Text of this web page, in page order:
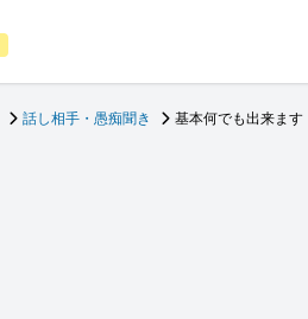
話し相手・愚痴聞き 基本何でも出来ます